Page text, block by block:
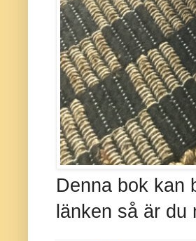
Denna bok kan
länken så är